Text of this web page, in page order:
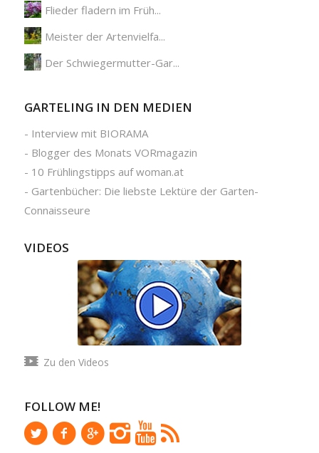
Flieder fladern im Früh...
Meister der Artenvielfa...
Der Schwiegermutter-Gar...
GARTELING IN DEN MEDIEN
- Interview mit BIORAMA
- Blogger des Monats VORmagazin
- 10 Frühlingstipps auf woman.at
- Gartenbücher: Die liebste Lektüre der Garten-
Connaisseure
VIDEOS
Zu den Videos
FOLLOW ME!